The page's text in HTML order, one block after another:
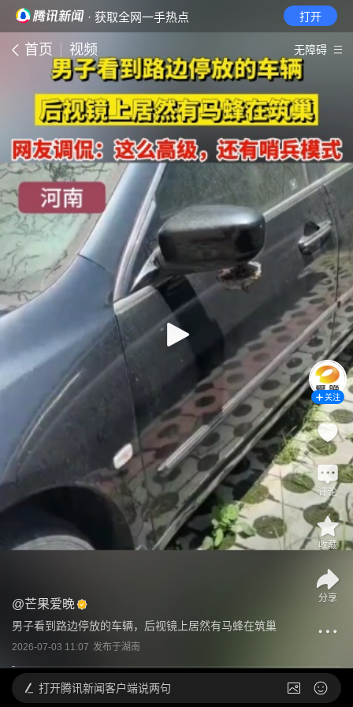
· 获取全网一手热点 打开
首页 视频 无障碍
@芒果爱晚
男子看到路边停放的车辆，后视镜上居然有马蜂在筑巢
2026-07-03 11:07 发布于湖南
关注
评论
收藏
分享
打开腾讯新闻客户端说两句